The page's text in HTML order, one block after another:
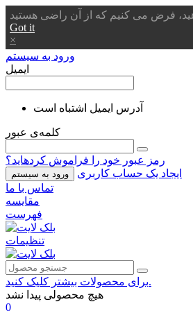
Got it
×
ورود به سیستم
ایمیل
آدرس ایمیل اشتباه است
کلمه‌ی عبور
رمز عبور خود را فراموش کردهاید؟
ورود به سیستم
ایجاد یک حساب کاربری
تماس با ما
مقایسه
فهرست
تنظیمات
برای محصولات بیشتر کلیک کنید.
هیچ محصولی پیدا نشد
0